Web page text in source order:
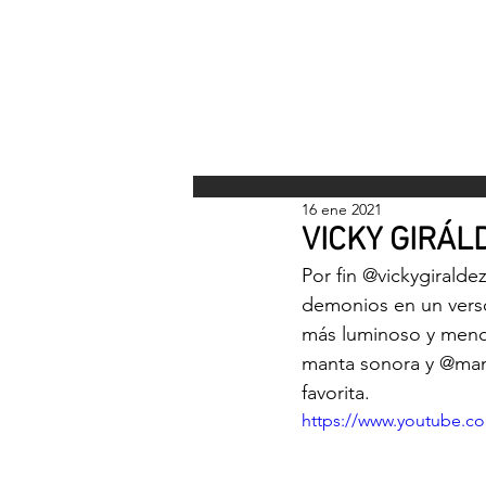
VICKY
16 ene 2021
Por fin
demonios en un
más luminoso y
manta sonora y
favorita.
https://